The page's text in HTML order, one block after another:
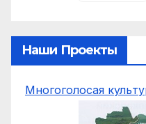
Наши Проекты
Многоголосая